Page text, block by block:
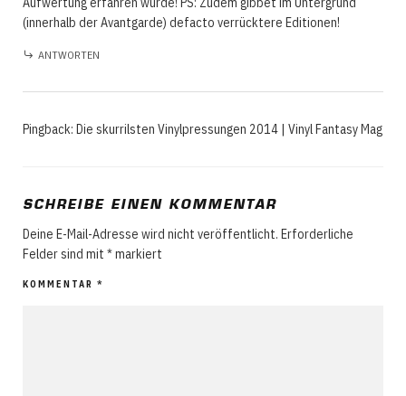
(innerhalb der Avantgarde) defacto verrücktere Editionen!
ANTWORTEN
Pingback: Die skurrilsten Vinylpressungen 2014 | Vinyl Fantasy Mag
SCHREIBE EINEN KOMMENTAR
Deine E-Mail-Adresse wird nicht veröffentlicht. Erforderliche
Felder sind mit *markiert
KOMMENTAR *